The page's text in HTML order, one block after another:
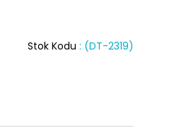
(DT-2319)
Stok Kodu